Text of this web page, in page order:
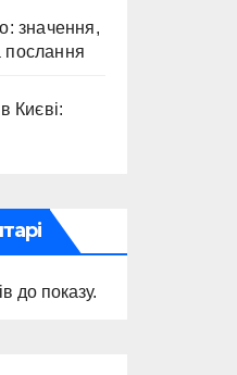
значення,
послання
Києві:
до показу.